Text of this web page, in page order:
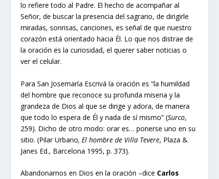
lo refiere todo al Padre. El hecho de acompañar al
Señor, de buscar la presencia del sagrario, de dirigirle
miradas, sonrisas, canciones, es señal de que nuestro
corazón está orientado hacia Él. Lo que nos distrae de
la oración es la curiosidad, el querer saber noticias o
ver el celular.
Para San Josemaría Escrivá la oración es “la humildad
del hombre que reconoce su profunda miseria y la
grandeza de Dios al que se dirige y adora, de manera
que todo lo espera de Él y nada de sí mismo” (Surco,
259). Dicho de otro modo: orar es… ponerse uno en su
sitio. (Pilar Urbano, El hombre de Villa Tevere, Plaza &
Janes Ed., Barcelona 1995, p. 373).
Abandonarnos en Dios en la oración –dice Carlos